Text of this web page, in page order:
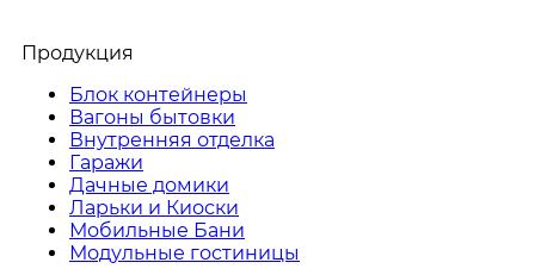
Продукция
Блок контейнеры
Вагоны бытовки
Внутренняя отделка
Гаражи
Дачные домики
Ларьки и Киоски
Мобильные Бани
Модульные гостиницы